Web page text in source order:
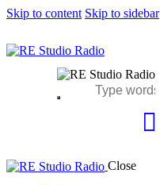
Skip to content Skip to sidebar
Close